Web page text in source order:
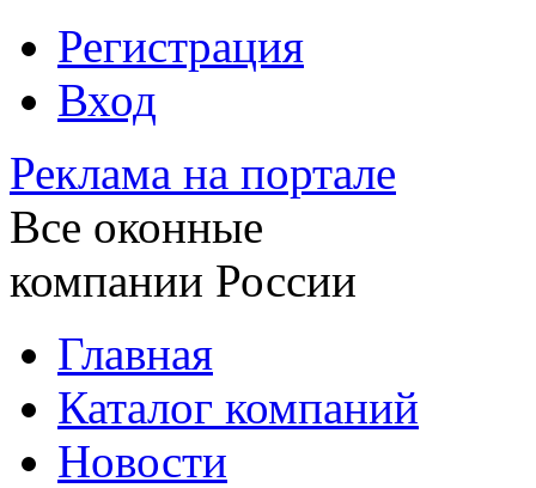
Регистрация
Вход
Реклама на портале
Все оконные
компании России
Главная
Каталог компаний
Новости